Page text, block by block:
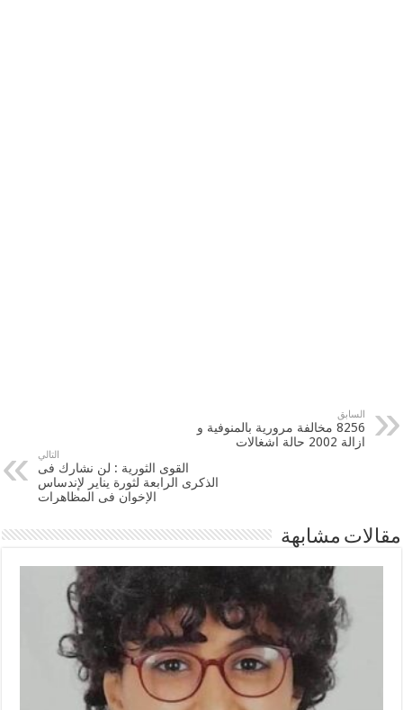
السابق
8256 مخالفة مرورية بالمنوفية و
ازالة 2002 حالة اشغالات
التالي
القوى الثورية : لن نشارك فى
الذكرى الرابعة لثورة يناير لإندساس
الإخوان فى المظاهرات
مقالات مشابهة